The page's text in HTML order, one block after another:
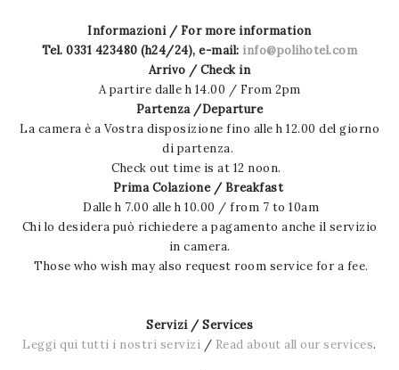
Informazioni / For more information
Tel. 0331 423480 (h24/24), e-mail: info@polihotel.com
Arrivo / Check in
A partire dalle h 14.00 / From 2pm
Partenza /Departure
La camera è a Vostra disposizione fino alle h 12.00 del giorno
di partenza.
Check out time is at 12 noon.
Prima Colazione / Breakfast
Dalle h 7.00 alle h 10.00 / from 7 to 10am
Chi lo desidera può richiedere a pagamento anche il servizio
in camera.
Those who wish may also request room service for a fee.
Servizi / Services
Leggi qui tutti i nostri servizi / Read about all our services.